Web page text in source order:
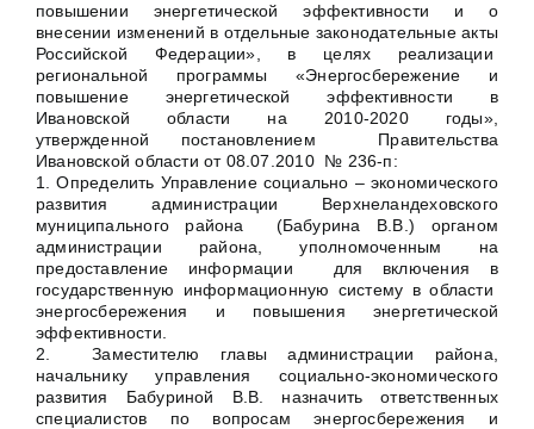
повышении энергетической эффективности и о
внесении изменений в отдельные законодательные акты
Российской Федерации», в целях реализации
региональной программы «Энергосбережение и
повышение энергетической эффективности в
Ивановской области на 2010-2020 годы»,
утвержденной постановлением Правительства
Ивановской области от 08.07.2010 № 236-п:
1. Определить Управление социально – экономического
развития администрации Верхнеландеховского
муниципального района (Бабурина В.В.) органом
администрации района, уполномоченным на
предоставление информации для включения в
государственную информационную систему в области
энергосбережения и повышения энергетической
эффективности.
2. Заместителю главы администрации района,
начальнику управления социально-экономического
развития Бабуриной В.В. назначить ответственных
специалистов по вопросам энергосбережения и